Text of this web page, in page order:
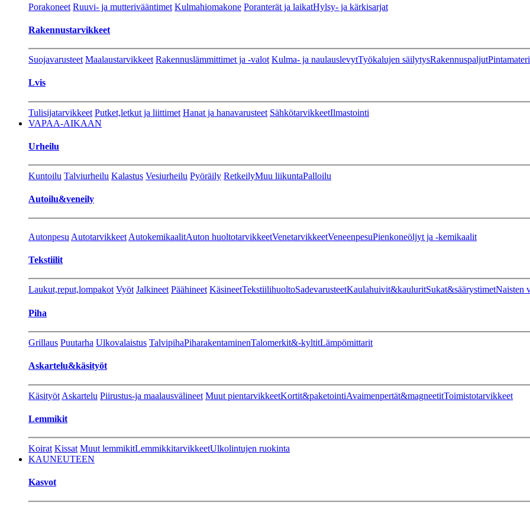
Porakoneet Ruuvi- ja mutterivääntimet Kulmahiomakone Poranterät ja laikatHylsy- ja kärkisarjat
Rakennustarvikkeet
Suojavarusteet Maalaustarvikkeet Rakennuslämmittimet ja -valot Kulma- ja naulauslevytTyökalujen säilytysRakennuspaljut
Lvis
Tulisijatarvikkeet Putket,letkut ja liittimet Hanat ja hanavarusteet SähkötarvikkeetIlmastointi
VAPAA-AIKAAN
Urheilu
Kuntoilu Talviurheilu Kalastus Vesiurheilu Pyöräily RetkeilyMuu liikuntaPalloilu
Autoilu&veneily
Autonpesu Autotarvikkeet AutokemikaalitAuton huoltotarvikkeetVenetarvikkeetVeneenpesuPienkoneöljyt ja -kemikaalit
Tekstiilit
Laukut,reput,lompakot Vyöt Jalkineet Päähineet KäsineetTekstiilihuoltoSadevarusteetKaulahuivit&kauluritSukat&säärystimetNaisten
Piha
Grillaus Puutarha Ulkovalaistus TalvipihaPiharakentaminenTalomerkit&-kyltitLämpömittarit
Askartelu&käsityöt
Käsityöt Askartelu Piirustus-ja maalausvälineet Muut pientarvikkeetKortit&paketointiAvaimenpertät&magneetitToimistotarvikkeet
Lemmikit
Koirat Kissat Muut lemmikitLemmikkitarvikkeetUlkolintujen ruokinta
KAUNEUTEEN
Kasvot